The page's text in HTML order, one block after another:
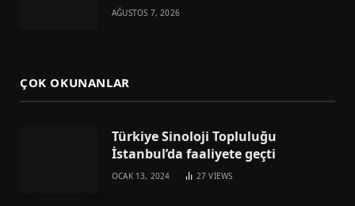
AĞUSTOS 7, 2026
ÇOK OKUNANLAR
Türkiye Sinoloji Topluluğu
İstanbul’da faaliyete geçti
OCAK 13, 2024 27VIEWS